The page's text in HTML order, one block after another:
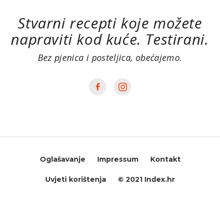
Stvarni recepti koje možete
napraviti kod kuće. Testirani.
Bez pjenica i posteljica, obećajemo.
Oglašavanje Impressum Kontakt
Uvjeti korištenja © 2021 Index.hr